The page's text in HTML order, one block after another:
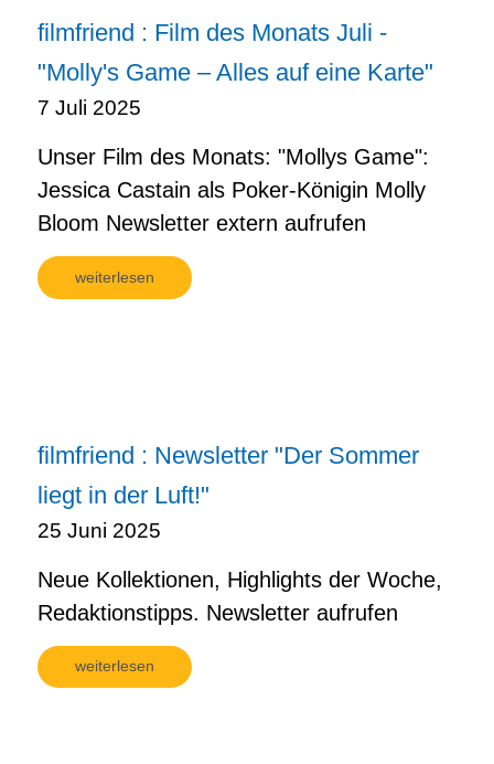
filmfriend : Film des Monats Juli -
"Molly's Game – Alles auf eine Karte"
7 Juli 2025
Unser Film des Monats: "Mollys Game":
Jessica Castain als Poker-Königin Molly
Bloom Newsletter extern aufrufen
weiterlesen
filmfriend : Newsletter "Der Sommer
liegt in der Luft!"
25 Juni 2025
Neue Kollektionen, Highlights der Woche,
Redaktionstipps. Newsletter aufrufen
weiterlesen